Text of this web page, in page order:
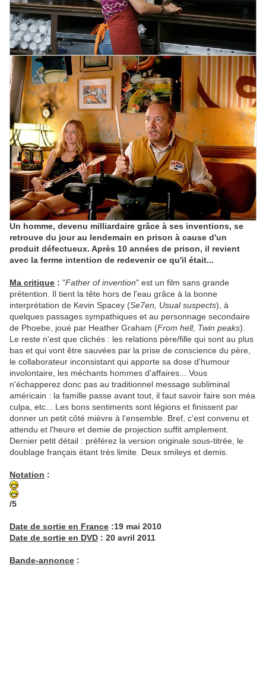
Un homme, devenu milliardaire grâce à ses inventions, se
retrouve du jour au lendemain en prison à cause d'un
produit défectueux. Après 10 années de prison, il revient
avec la ferme intention de redevenir ce qu'il était...
Ma critique : "Father of invention" est un film sans grande
prétention. Il tient la tête hors de l'eau grâce à la bonne
interprétation de Kevin Spacey (Se7en, Usual suspects), à
quelques passages sympathiques et au personnage secondaire
de Phoebe, joué par Heather Graham (From hell, Twin peaks).
Le reste n'est que clichés : les relations père/fille qui sont au plus
bas et qui vont être sauvées par la prise de conscience du père,
le collaborateur inconsistant qui apporte sa dose d'humour
involontaire, les méchants hommes d'affaires... Vous
n'échapperez donc pas au traditionnel message subliminal
américain : la famille passe avant tout, il faut savoir faire son méa
culpa, etc... Les bons sentiments sont légions et finissent par
donner un petit côté mièvre à l'ensemble. Bref, c'est convenu et
attendu et l'heure et demie de projection suffit amplement.
Dernier petit détail : préférez la version originale sous-titrée, le
doublage français étant très limite. Deux smileys et demis.
Notation :
/5
Date de sortie en France :19 mai 2010
Date de sortie en DVD : 20 avril 2011
Bande-annonce :